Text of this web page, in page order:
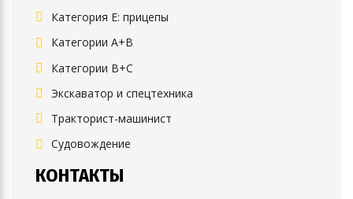
Категория E: прицепы
Категории A+B
Категории B+C
Экскаватор и спецтехника
Тракторист-машинист
Судовождение
КОНТАКТЫ